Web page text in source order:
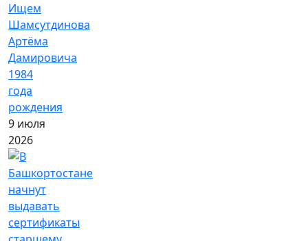
Ищем
Шамсутдинова
Артёма
Дамировича
1984
года
рождения
9 июля
2026